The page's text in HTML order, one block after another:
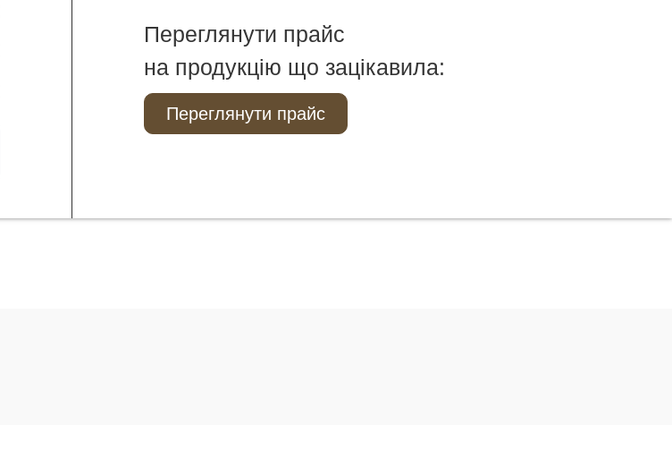
Переглянути прайс
на продукцію що зацікавила:
Переглянути прайс